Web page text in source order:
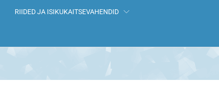
RIIDED JA ISIKUKAITSEVAHENDID